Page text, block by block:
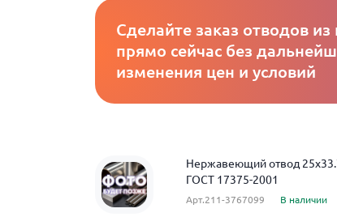
Сделайте заказ отводов
прямо сейчас без
изменения цен и условий
Нержавеющий отвод
ГОСТ 17375-2001
Арт.211-3767099 В наличии